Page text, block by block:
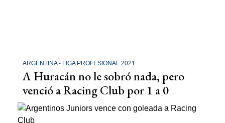
ARGENTINA - LIGA PROFESIONAL 2021
A Huracán no le sobró nada, pero
venció a Racing Club por 1 a 0